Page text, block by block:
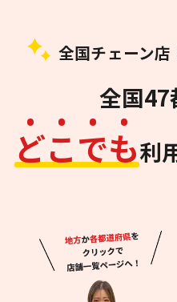
全国チェーン
全国47
どこでも利